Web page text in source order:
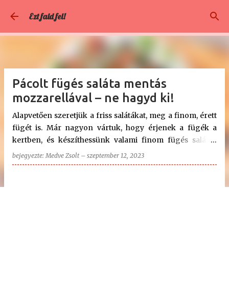
Ezt fald fel!
Pácolt fügés saláta mentás
mozzarellával – ne hagyd ki!
Alapvetően szeretjük a friss salátákat, meg a finom, érett
fügét is. Már nagyon vártuk, hogy érjenek a fügék a
kertben, és készíthessünk valami finom fügés salátát.
Ennek az ideje most jött el, a Michurinska 10 fügénk
gőzerővel érik ezeken a meleg őszi napokon, ami nagyon
bejegyezte:Medve Zsolt – szeptember 12, 2023